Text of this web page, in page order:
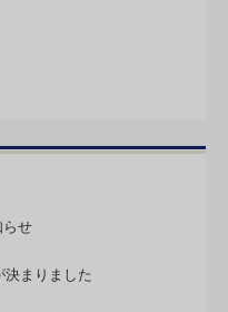
らせ
決まりました